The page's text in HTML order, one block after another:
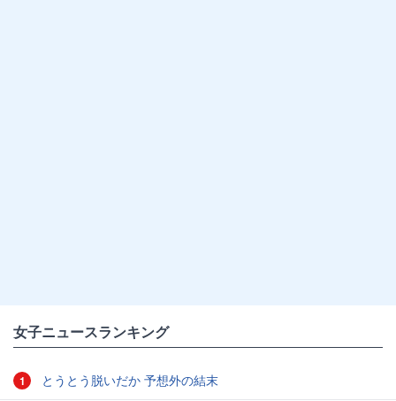
女子ニュースランキング
1 とうとう脱いだか 予想外の結末